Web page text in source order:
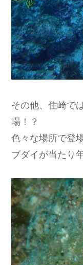
その他、住崎で
場！？
色々な場所で登
ブダイが当たり